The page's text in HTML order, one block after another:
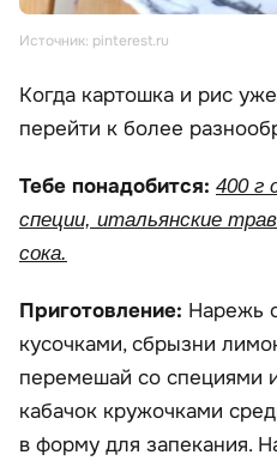
Источник: pinterest.ru
Когда картошка и рис
перейти к более
Тебе понадобится: 400 г
специи, итальянские
сока.
Приготовление: Нарежь
кусочками, сбрызни
перемешай со специями
кабачок кружочками
в форму для запекания.